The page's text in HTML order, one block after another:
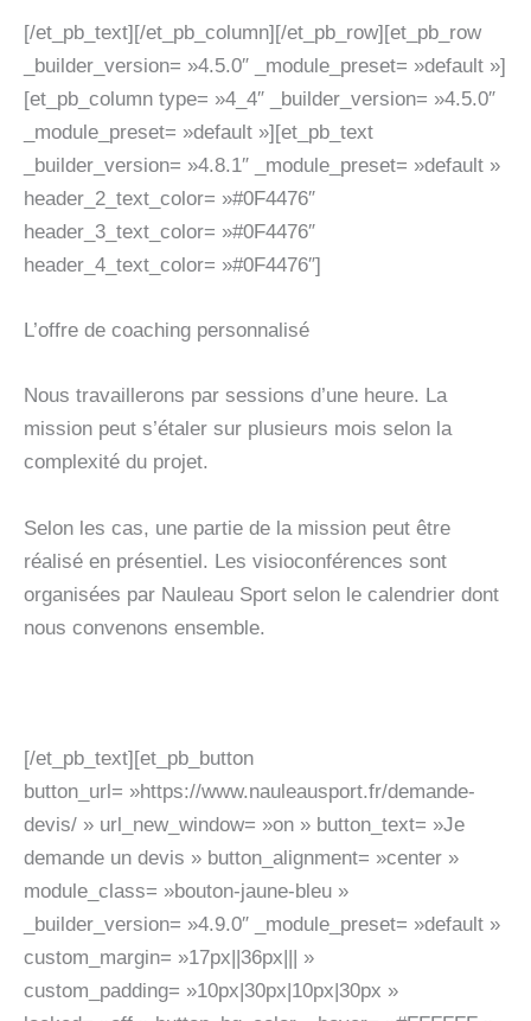
[/et_pb_text][/et_pb_column][/et_pb_row][et_pb_row
_builder_version= »4.5.0″ _module_preset= »default »]
[et_pb_column type= »4_4″ _builder_version= »4.5.0″
_module_preset= »default »][et_pb_text
_builder_version= »4.8.1″ _module_preset= »default »
header_2_text_color= »#0F4476″
header_3_text_color= »#0F4476″
header_4_text_color= »#0F4476″]
L’offre de coaching personnalisé
Nous travaillerons par sessions d’une heure. La
mission peut s’étaler sur plusieurs mois selon la
complexité du projet.
Selon les cas, une partie de la mission peut être
réalisé en présentiel. Les visioconférences sont
organisées par Nauleau Sport selon le calendrier dont
nous convenons ensemble.
[/et_pb_text][et_pb_button
button_url= »https://www.nauleausport.fr/demande-
devis/ » url_new_window= »on » button_text= »Je
demande un devis » button_alignment= »center »
module_class= »bouton-jaune-bleu »
_builder_version= »4.9.0″ _module_preset= »default »
custom_margin= »17px||36px||| »
custom_padding= »10px|30px|10px|30px »